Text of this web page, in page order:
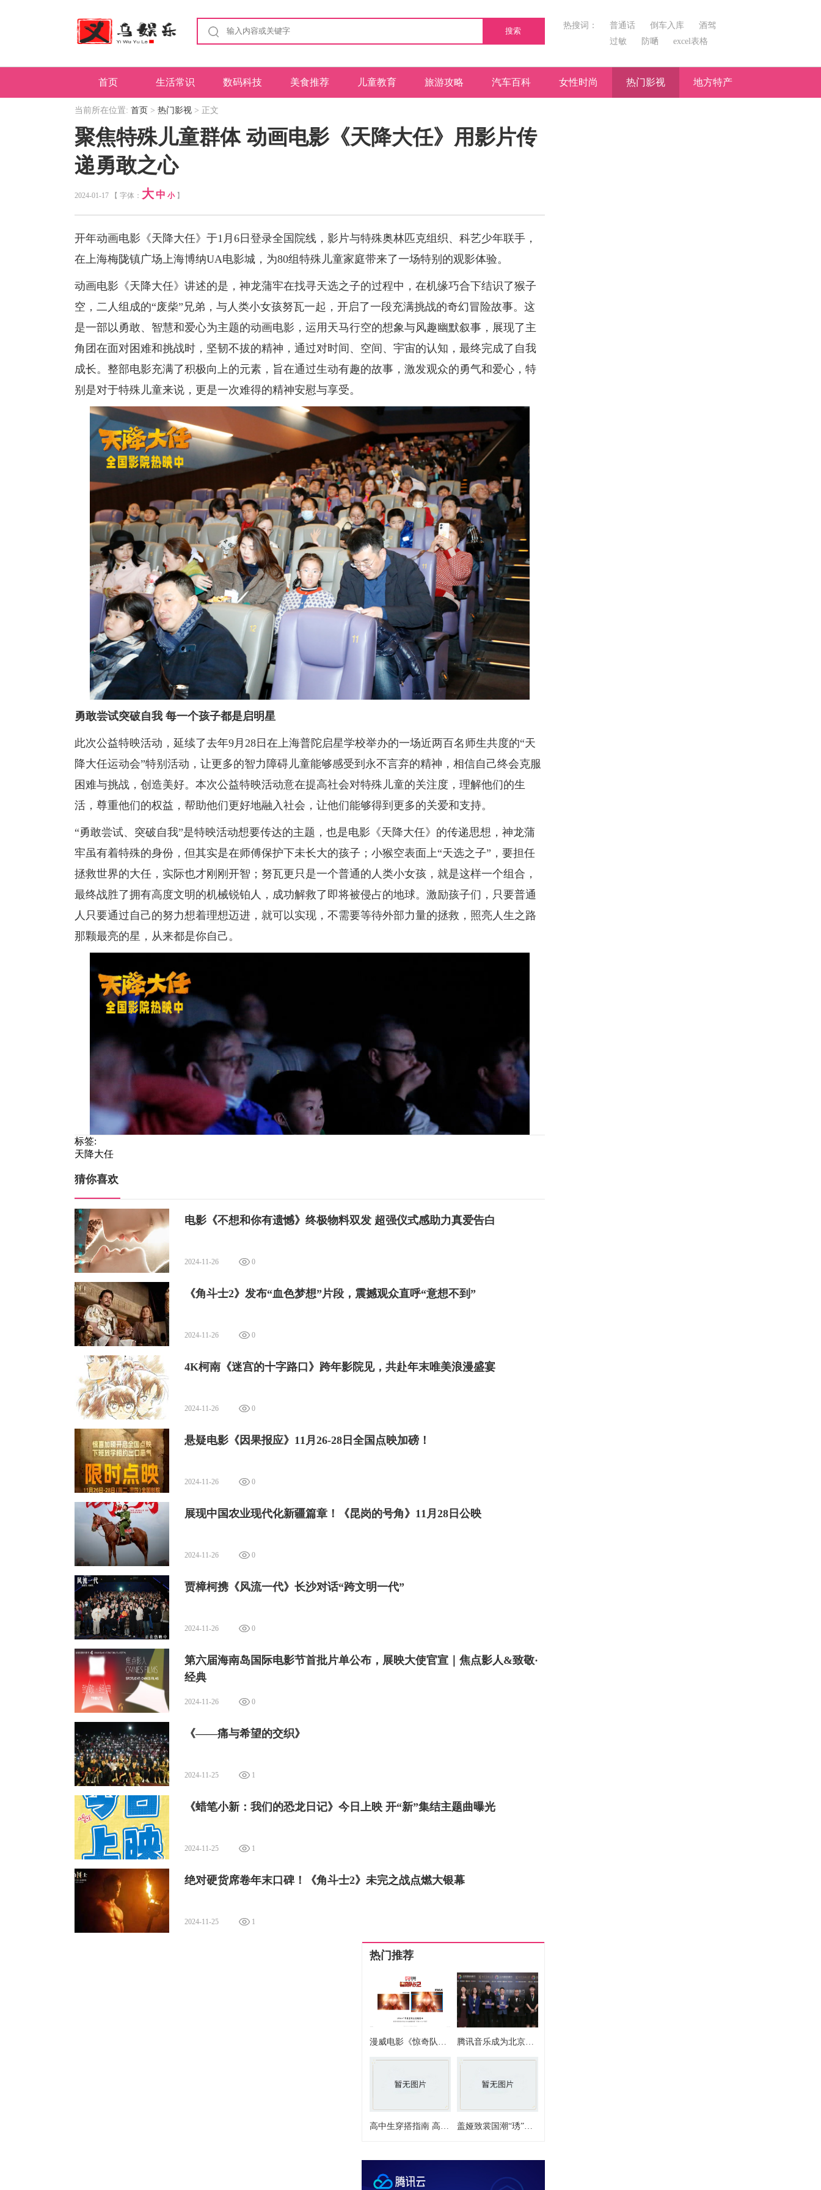
搜索
热搜词： 普通话 倒车入库
酒驾
过敏
防嗮 excel表格
首页 生活常识 数码科技 美食推荐 儿童教育 旅游攻略 汽车百科 女性时尚 热门影视 地方特产
当前所在位置: 首页 > 热门影视 > 正文
聚焦特殊儿童群体 动画电影《天降大任》用影片传
递勇敢之心
2024-01-17 【 字体： 大 中 小】
开年动画电影《天降大任》于1月6日登录全国院线，影片与特殊奥林匹克组织、科艺少年联手，
在上海梅陇镇广场上海博纳UA电影城，为80组特殊儿童家庭带来了一场特别的观影体验。
动画电影《天降大任》讲述的是，神龙蒲牢在找寻天选之子的过程中，在机缘巧合下结识了猴子
空，二人组成的“废柴”兄弟，与人类小女孩努瓦一起，开启了一段充满挑战的奇幻冒险故事。这
是一部以勇敢、智慧和爱心为主题的动画电影，运用天马行空的想象与风趣幽默叙事，展现了主
角团在面对困难和挑战时，坚韧不拔的精神，通过对时间、空间、宇宙的认知，最终完成了自我
成长。整部电影充满了积极向上的元素，旨在通过生动有趣的故事，激发观众的勇气和爱心，特
别是对于特殊儿童来说，更是一次难得的精神安慰与享受。
勇敢尝试突破自我 每一个孩子都是启明星
此次公益特映活动，延续了去年9月28日在上海普陀启星学校举办的一场近两百名师生共度的“天
降大任运动会”特别活动，让更多的智力障碍儿童能够感受到永不言弃的精神，相信自己终会克服
困难与挑战，创造美好。本次公益特映活动意在提高社会对特殊儿童的关注度，理解他们的生
活，尊重他们的权益，帮助他们更好地融入社会，让他们能够得到更多的关爱和支持。
“勇敢尝试、突破自我”是特映活动想要传达的主题，也是电影《天降大任》的传递思想，神龙蒲
牢虽有着特殊的身份，但其实是在师傅保护下未长大的孩子；小猴空表面上“天选之子”，要担任
拯救世界的大任，实际也才刚刚开智；努瓦更只是一个普通的人类小女孩，就是这样一个组合，
最终战胜了拥有高度文明的机械锐铂人，成功解救了即将被侵占的地球。激励孩子们，只要普通
人只要通过自己的努力想着理想迈进，就可以实现，不需要等待外部力量的拯救，照亮人生之路
那颗最亮的星，从来都是你自己。
多方组织倾情支持 共同创造一场美好的记忆
本次特映活动也得到了国际特殊奥林匹克的支持，国际特殊奥林匹克是一个全球性的非营利机
构，通过举办各种体育赛事，对运动员的健康筛查以及融合学校活动等方式，致力于消除对全球
智障人士的歧视，创建包容性社区。特殊奥林匹克运动由尤妮斯·肯尼迪·施莱佛夫人于1968年在美
个国家和地区。在全球超过100多万教练员和志愿者的支持下，常年提供多达30多项奥林匹克式的
体育训练，4万多场竞技比赛和其它相关活动。
这次的特映会与其他首映礼一样，一应流程俱全，特殊儿童们在家长的带领下，体验了参加电影
首映的乐趣，从签到处孩子们好奇的的眼神中不难看出对影片的期待。映后，大家欢笑着和主持
人一同合影留念，珍藏这份特殊的观影记忆。
同时，特映活动也得到了科艺少年的支持，科艺少年立足青少年科学与艺术的实践体验与感受，
旨在通过科技探索、绘画、文学、创意等科艺交融的信息、活动，提高青少年的科学素养、审美
能力和创新意识，培养科艺双馨的新时代优秀少年。我们希望每一个孩子都能都能被激发他最深
层的天赋，我们相信，每个人都是这世界上最特殊的存在，每个人都是自己独一无二的创造者。
电影《天降大任》的主创团队表示，举办此次活动，是为了让特殊群体的孩子有认同感和融合
感，对于特殊群体最大的尊重即是让他们感受到自己于其他人无异，自我的认可远比
与肯定更重要。正如电影结尾，空扔掉金箍，就是把约束他的外物放弃，金箍是自我的释放，当
人生而不屈，面万难亦可砥砺前行，
标签:
天降大任
猜你喜欢
电影《不想和你有遗憾》终极物料双发 超强仪式感助力真爱告白
2024-11-26 0
《角斗士2》发布“血色梦想”片段，震撼观众直呼“意想不到”
2024-11-26 0
4K柯南《迷宫的十字路口》跨年影院见，共赴年末唯美浪漫盛宴
2024-11-26 0
悬疑电影《因果报应》11月26-28日全国点映加磅！
2024-11-26 0
展现中国农业现代化新疆篇章！《昆岗的号角》11月28日公映
2024-11-26 0
贾樟柯携《风流一代》长沙对话“跨文明一代”
2024-11-26 0
第六届海南岛国际电影节首批片单公布，展映大使官宣｜焦点影人&致敬·
经典
2024-11-26 0
《——痛与希望的交织》
2024-11-25 1
《蜡笔小新：我们的恐龙日记》今日上映 开“新”集结主题曲曝光
2024-11-25 1
绝对硬货席卷年末口碑！《角斗士2》未完之战点燃大银幕
2024-11-25 1
热门推荐